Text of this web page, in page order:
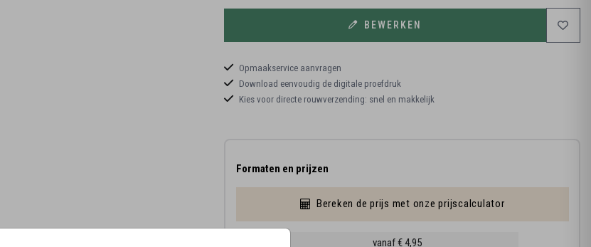
BEWERKEN
Opmaakservice aanvragen
Download eenvoudig de digitale proefdruk
Kies voor directe rouwverzending: snel en makkelijk
Formaten en prijzen
Bereken de prijs met onze prijscalculator
vanaf € 4,95